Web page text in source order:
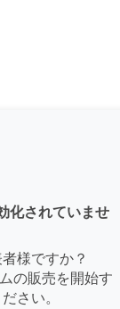
化されていませ
様ですか？
の販売を開始す
さい。